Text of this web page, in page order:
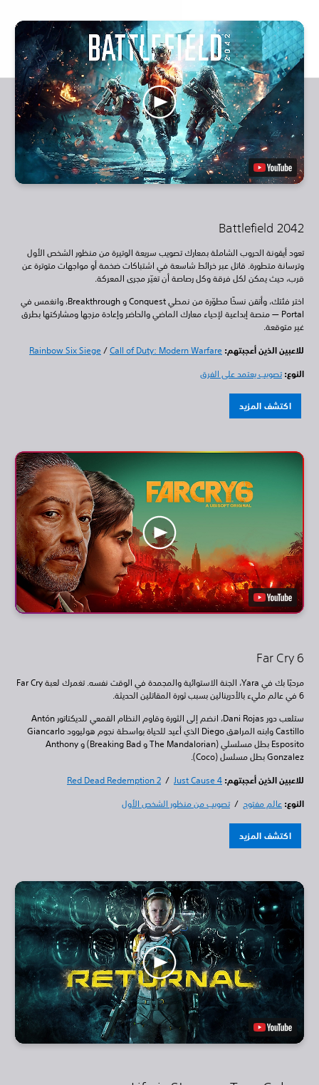
Battlefield 2042
تعود أيقونة الحروب الشاملة بمعارك تصويب سريعة الوتيرة من منظور الشخص الأول
وترسانة متطورة. قاتل عبر خرائط شاسعة في اشتباكات ضخمة أو مواجهات متوترة عن
قرب، حيث يمكن لكل فرقة وكل رصاصة أن تغيّر مجرى المعركة.
اختر فئتك، وأتقن نسخًا مطوّرة من نمطي Conquest و Breakthrough، وانغمس في
Portal — منصة إبداعية لإحياء معارك الماضي والحاضر وإعادة مزجها ومشاركتها بطرق
غير متوقعة.
للاعبين الذين أعجبتهم: Rainbow Six Siege/ Call of Duty: Modern Warfare
النوع:تصويب يعتمد على الفرق
اكتشف المزيد
Far Cry 6
مرحبًا بك في Yara، الجنة الاستوائية والمجمدة في الوقت نفسه. تغمرك لعبة Far Cry
ستلعب دور Dani Rojas، انضم إلى الثورة وقاوم النظام القمعي للديكتاتور Antón
Castillo وابنه المراهق Diego الذي أعيد للحياة بواسطة نجوم هوليوود Giancarlo
Esposito بطل مسلسلي (The Mandalorian و Breaking Bad) و Anthony
Gonzalez بطل مسلسل (Coco).
للاعبين الذين أعجبتهم: Red Dead Redemption 2/Just Cause 4
النوع:عالم مفتوح/تصويب من منظور الشخص الأول
اكتشف المزيد